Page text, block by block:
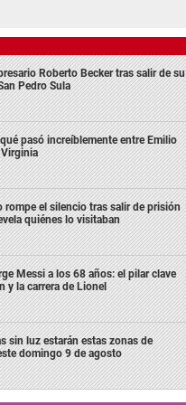
Roberto Becker tras salir de su
Pedro Sula
pasó increíblemente entre Emilio
rompe el silencio tras salir de prisión
quiénes lo visitaban
Messi a los 68 años: el pilar clave
y la carrera de Lionel
sin luz estarán estas zonas de
domingo 9 de agosto